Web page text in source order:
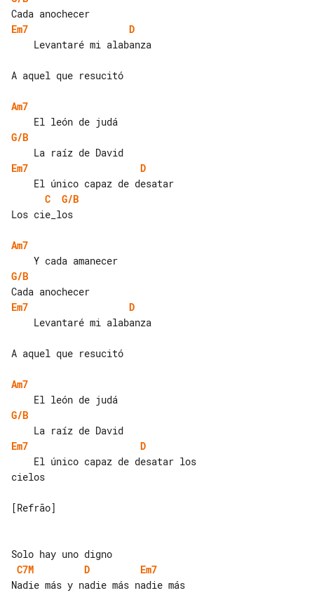
Em7
D
A aquel que resucitó
Am7
G/B
Em7
D
C
G/B
Los cie_los
Am7
G/B
Em7
D
A aquel que resucitó
Am7
G/B
Em7
D
cielos
[Refrão]
C7M
D
Em7
Nadie más y nadie más nadie más